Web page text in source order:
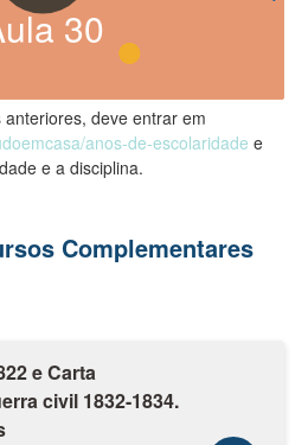
30
deve entrar em
anos-de-escolaridade e
e a disciplina.
Complementares
e Carta
civil 1832-1834.